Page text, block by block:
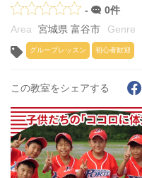
-
0件
宮城県 富谷市
グループレッスン 初心者歓迎
この教室をシェアする